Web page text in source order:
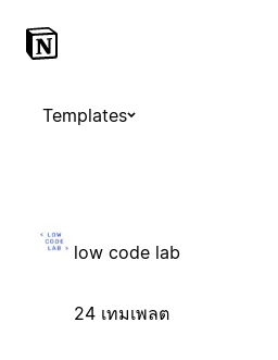
Templates
low code lab
24 เทมเพลต